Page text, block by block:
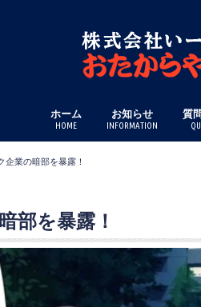
ホーム
HOME
お知らせ
INFORMATION
質
企業の暗部を暴露！
部を暴露！